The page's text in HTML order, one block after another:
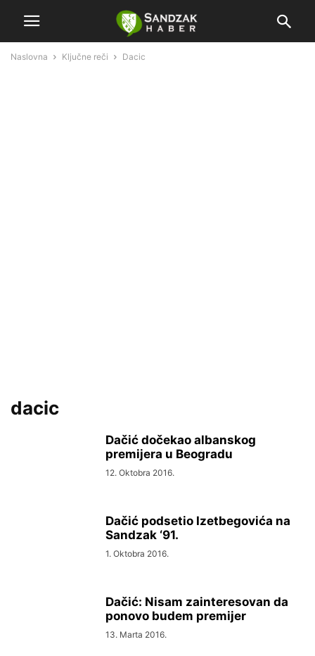
Naslovna Ključne reči Dacic
dacic
Dačić dočekao albanskog
premijera u Beogradu
12. Oktobra 2016.
Dačić podsetio Izetbegovića na
Sandzak ‘91.
1. Oktobra 2016.
Dačić: Nisam zainteresovan da
ponovo budem premijer
13. Marta 2016.